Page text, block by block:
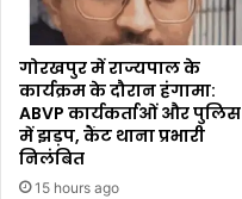
गोरखपुर में राज्यपाल के
कार्यक्रम के दौरान हंगामा:
ABVP कार्यकर्ताओं और पुलिस
में झड़प, कैंट थाना प्रभारी
निलंबित
15 hours ago